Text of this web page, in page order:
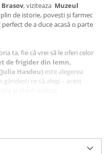
, viziteaza Muzeul
plin de istorie, povești și farmec
de a duce acasă o parte
ta, fie că vrei să le oferi celor
de frigider din lemn,
Hasdeu) este alegerea
ce să alegi – acest
lucrat cu grijă pentru a păstra
stă la baza acestui suvenir